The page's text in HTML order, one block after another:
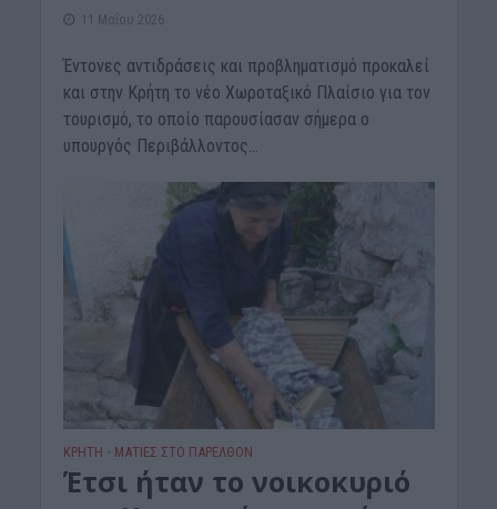
11 Μαΐου 2026
Έντονες αντιδράσεις και προβληματισμό προκαλεί
και στην Κρήτη το νέο Χωροταξικό Πλαίσιο για τον
τουρισμό, το οποίο παρουσίασαν σήμερα ο
υπουργός Περιβάλλοντος...
ΚΡΗΤΗ • ΜΑΤΙΕΣ ΣΤΟ ΠΑΡΕΛΘΟΝ
Έτσι ήταν το νοικοκυριό